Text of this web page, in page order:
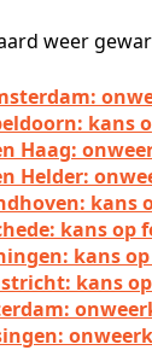
weer
kans
Haag:
Helder:
kans
kans op
kans
kans